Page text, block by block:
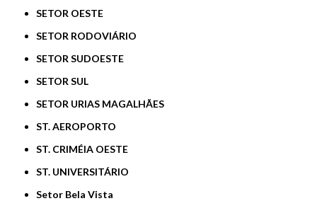
SETOR OESTE
SETOR RODOVIÁRIO
SETOR SUDOESTE
SETOR SUL
SETOR URIAS MAGALHÃES
ST. AEROPORTO
ST. CRIMÉIA OESTE
ST. UNIVERSITÁRIO
Setor Bela Vista